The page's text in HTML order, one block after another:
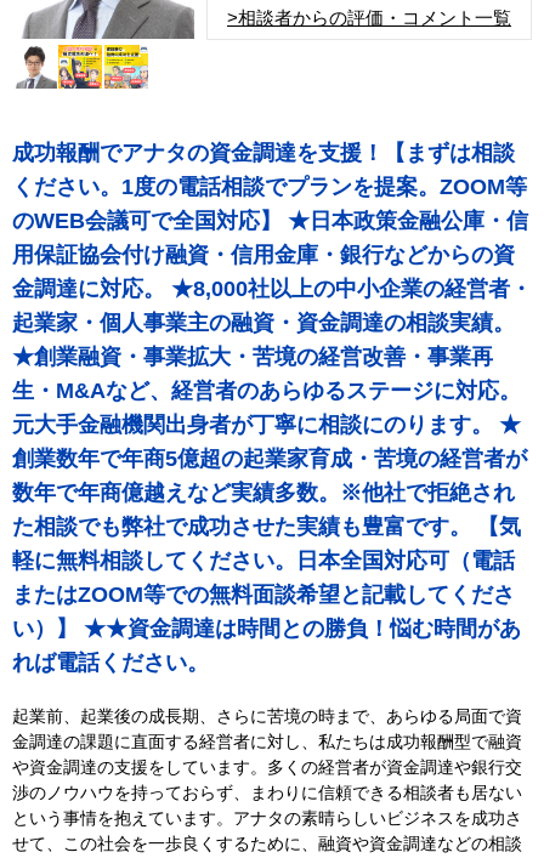
>相談者からの評価・コメント一覧
成功報酬でアナタの資金調達を支援！【まずは相談
ください。1度の電話相談でプランを提案。ZOOM等
のWEB会議可で全国対応】 ★日本政策金融公庫・信
用保証協会付け融資・信用金庫・銀行などからの資
金調達に対応。 ★8,000社以上の中小企業の経営者・
起業家・個人事業主の融資・資金調達の相談実績。
★創業融資・事業拡大・苦境の経営改善・事業再
生・M&Aなど、経営者のあらゆるステージに対応。
元大手金融機関出身者が丁寧に相談にのります。 ★
創業数年で年商5億超の起業家育成・苦境の経営者が
数年で年商億越えなど実績多数。※他社で拒絶され
た相談でも弊社で成功させた実績も豊富です。 【気
軽に無料相談してください。日本全国対応可（電話
またはZOOM等での無料面談希望と記載してくださ
い）】 ★★資金調達は時間との勝負！悩む時間があ
れば電話ください。
起業前、起業後の成長期、さらに苦境の時まで、あらゆる局面で資
金調達の課題に直面する経営者に対し、私たちは成功報酬型で融資
や資金調達の支援をしています。多くの経営者が資金調達や銀行交
渉のノウハウを持っておらず、まわりに信頼できる相談者も居ない
という事情を抱えています。アナタの素晴らしいビジネスを成功さ
せて、この社会を一歩良くするために、融資や資金調達などの相談